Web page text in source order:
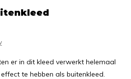
er in dit kleed verwerkt helemaal
te hebben als buitenkleed.